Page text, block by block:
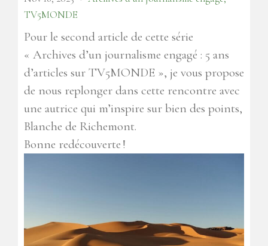
TV5MONDE
Pour le second article de cette série
« Archives d’un journalisme engagé : 5 ans
d’articles sur TV5MONDE », je vous propose
de nous replonger dans cette rencontre avec
une autrice qui m’inspire sur bien des points,
Blanche de Richemont.
Bonne redécouverte !